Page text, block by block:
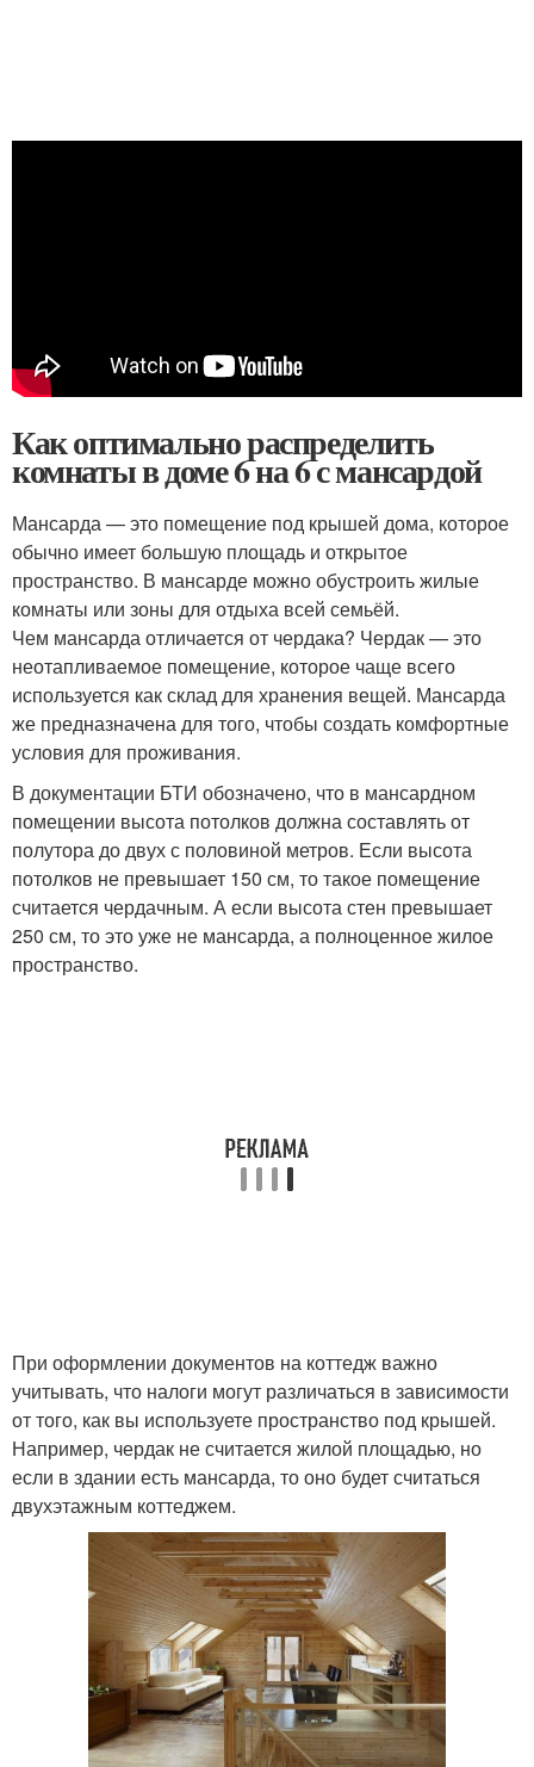
Как оптимально распределить
комнаты в доме 6 на 6 с мансардой
Мансарда — это помещение под крышей дома, которое
обычно имеет большую площадь и открытое
пространство. В мансарде можно обустроить жилые
комнаты или зоны для отдыха всей семьёй.
Чем мансарда отличается от чердака? Чердак — это
неотапливаемое помещение, которое чаще всего
используется как склад для хранения вещей. Мансарда
же предназначена для того, чтобы создать комфортные
условия для проживания.
В документации БТИ обозначено, что в мансардном
помещении высота потолков должна составлять от
полутора до двух с половиной метров. Если высота
потолков не превышает 150 см, то такое помещение
считается чердачным. А если высота стен превышает
250 см, то это уже не мансарда, а полноценное жилое
пространство.
При оформлении документов на коттедж важно
учитывать, что налоги могут различаться в зависимости
от того, как вы используете пространство под крышей.
Например, чердак не считается жилой площадью, но
если в здании есть мансарда, то оно будет считаться
двухэтажным коттеджем.